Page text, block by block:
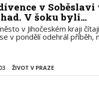
v
V šoku byli…
v Jihočeském kraji
v pondělí odehrál příběh,
ŽIVOT V PRAZE